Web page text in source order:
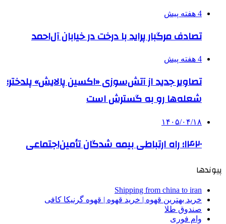
4 هفته پیش
تصادف مرگبار پراید با درخت در خیابان آل‌احمد
4 هفته پیش
تصاویر جدید از آتش‌سوزی «اکسین پالایش» پلدختر؛
شعله‌ها رو به گسترش است
۱۴۰۵/۰۴/۱۸
۱۴۲۰؛ راه ارتباطی بیمه شدگان تأمین‌اجتماعی
پیوندها
Shipping from china to iran
خرید بهترین قهوه | خرید قهوه | قهوه گرنیکا کافی
صندوق طلا
وام فوری